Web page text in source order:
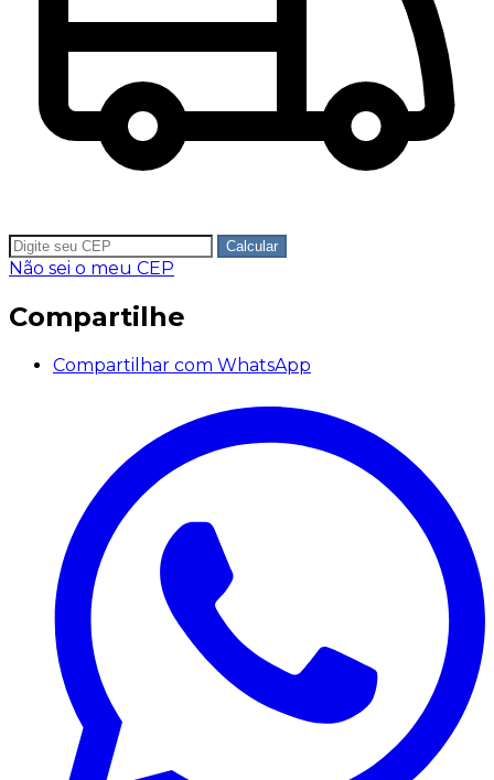
Calcular
Não sei o meu CEP
Compartilhe
Compartilhar com WhatsApp